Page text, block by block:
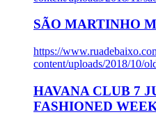
SÃO MARTINHO
https://
content/uploads/2018/10/
HAVANA CLUB 7
FASHIONED